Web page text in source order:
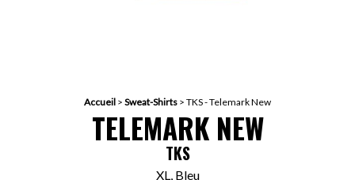
Accueil > Sweat-Shirts > TKS - Telemark New
TELEMARK NEW
TKS
XL, Bleu